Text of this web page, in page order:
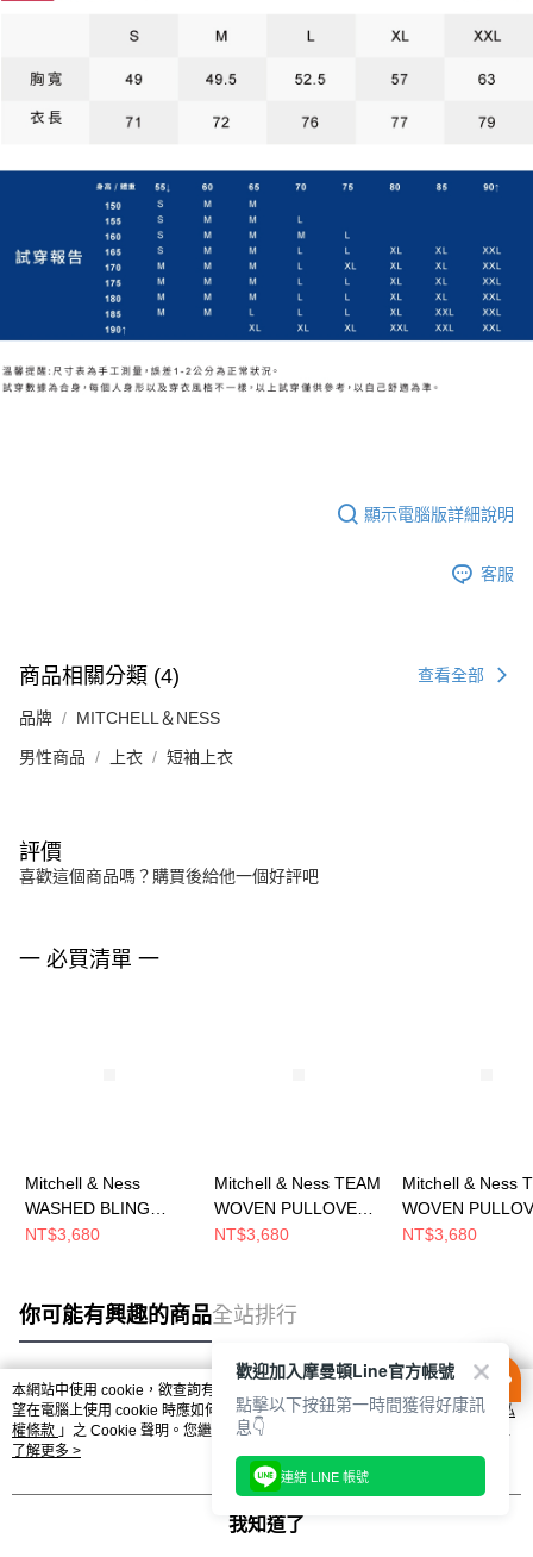
顯示電腦版詳細說明
客服
商品相關分類 (4) 查看全部
品牌 MITCHELL＆NESS
男性商品 上衣 短袖上衣
評價
喜歡這個商品嗎？購買後給他一個好評吧
一 必買清單 一
Mitchell & Ness
WASHED BLING
HOODIE - VINCE
NT$3,680
Mitchell & Ness TEAM
WOVEN PULLOVER
JACKET 男 短袖上衣
NT$3,680
Mitchell & Ness
WOVEN
JACKET 男 短袖
NT$3,680
你可能有興趣的商品全站排行
熱門標籤
本網站中使用 cookie，欲查詢有關本網站使用 cookie 方式之詳情，及若您不希
望在電腦上使用 cookie 時應如何變更電腦的 cookie 設定，請參閱本網站「
隱私
權條款 」之 Cookie 聲明。您繼續使用本網站即表示您同意本公司得按本網站使
用條款之 Cookie 聲明使用 cookie。
了解更多 >
我知道了
歡迎加入摩曼頓Line官方帳號
點擊以下按鈕第一時間獲得好康訊
息👇
連結 LINE 帳號